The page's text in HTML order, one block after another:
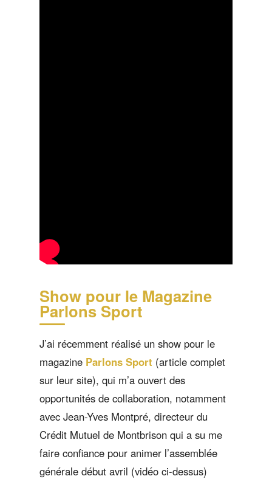
Show pour leMagazine
Parlons Sport
J’ai récemment réalisé un show pour le
magazine Parlons Sport (article complet
sur leur site), qui m’a ouvert des
opportunités de collaboration, notamment
avec Jean-Yves Montpré, directeur du
Crédit Mutuel de Montbrison qui a su me
faire confiance pour animer l’assemblée
générale début avril (vidéo ci-dessus)